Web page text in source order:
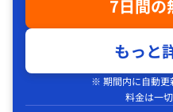
7日間の
もっと
※ 期間内に自動更
料金は一